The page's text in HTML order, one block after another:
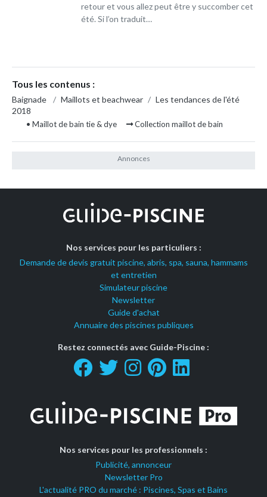
retour et vous allez peut être y succomber cet
été. Si l’on traduit…
Tous les contenus :
Baignade / Maillots et beachwear / Les tendances de l'été
2018
• Maillot de bain tie & dye Collection maillot de bain
Nos services pour les particuliers :
Demande de devis gratuit piscine, abris, spa, sauna, hammams
et entretien
Simulateur piscine
Newsletter
Guide d'achat
Annuaire des piscines publiques
Restez connectés avec Guide-Piscine :
Nos services pour les professionnels :
Publicité, annonceur
Newsletter Pro
L'actualité PRO du marché : Piscines, Spas et Bains